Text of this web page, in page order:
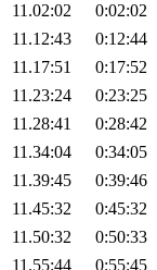
11.02:02
0:02:02
11.12:43
0:12:44
11.17:51
0:17:52
11.23:24
0:23:25
11.28:41
0:28:42
11.34:04
0:34:05
11.39:45
0:39:46
11.45:32
0:45:32
11.50:32
0:50:33
11.55:44
0:55:45